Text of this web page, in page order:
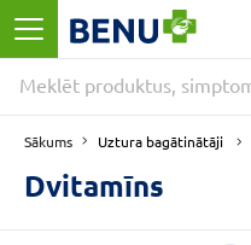
Sākums Uztura bagātinātāji
FiltrētNoņemt
filtrus
Kategorijas
Dvitamīns